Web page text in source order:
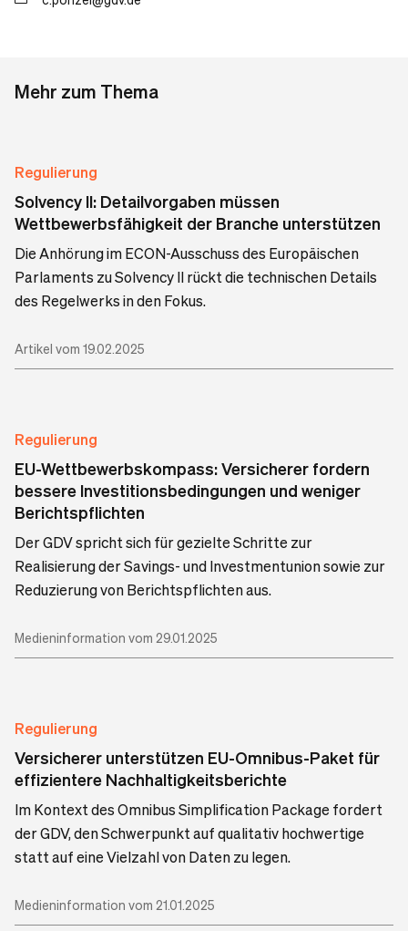
Mehr zum Thema
Regulierung
Solvency II: Detailvorgaben müssen
Wettbewerbsfähigkeit der Branche unterstützen
Die Anhörung im ECON-Ausschuss des Europäischen
Parlaments zu Solvency II rückt die technischen Details
des Regelwerks in den Fokus.
Artikel vom 19.02.2025
Regulierung
EU-Wettbewerbskompass: Versicherer fordern
bessere Investitionsbedingungen und weniger
Berichtspflichten
Der GDV spricht sich für gezielte Schritte zur
Realisierung der Savings- und Investmentunion sowie zur
Reduzierung von Berichtspflichten aus.
Medieninformation vom 29.01.2025
Regulierung
Versicherer unterstützen EU-Omnibus-Paket für
effizientere Nachhaltigkeitsberichte
Im Kontext des Omnibus Simplification Package fordert
der GDV, den Schwerpunkt auf qualitativ hochwertige
statt auf eine Vielzahl von Daten zu legen.
Medieninformation vom 21.01.2025